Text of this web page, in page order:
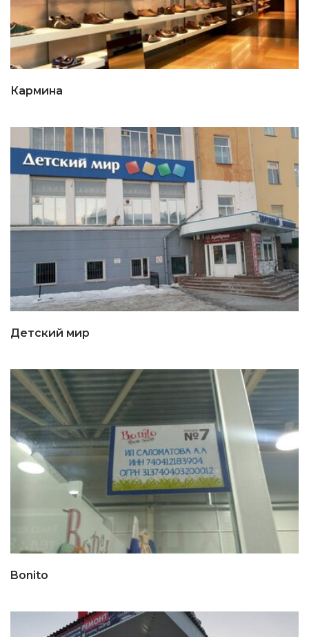
Кармина
Детский мир
Bonito